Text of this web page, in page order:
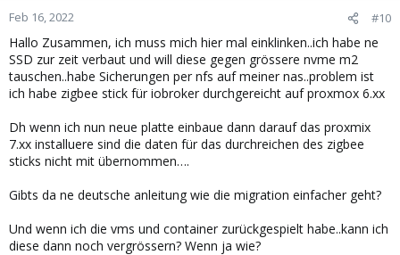
Feb 16, 2022 #10
Hallo Zusammen, ich muss mich hier mal einklinken..ich habe ne
SSD zur zeit verbaut und will diese gegen grössere nvme m2
tauschen..habe Sicherungen per nfs auf meiner nas..problem ist
ich habe zigbee stick für iobroker durchgereicht auf proxmox 6.xx
Dh wenn ich nun neue platte einbaue dann darauf das proxmix
7.xx installuere sind die daten für das durchreichen des zigbee
sticks nicht mit übernommen….
Gibts da ne deutsche anleitung wie die migration einfacher geht?
Und wenn ich die vms und container zurückgespielt habe..kann ich
diese dann noch vergrössern? Wenn ja wie?